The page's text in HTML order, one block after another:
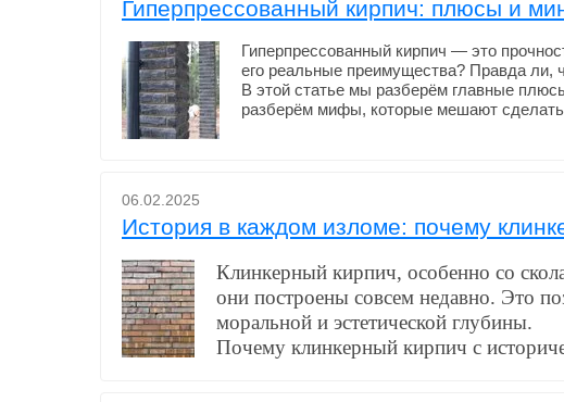
Гиперпрессованный кирпич: плюсы и
Гиперпрессованный кирпич — это
его реальные преимущества? Правда ли,
В этой статье мы разберём главные
разберём мифы, которые мешают
06.02.2025
История в каждом изломе: почему
Клинкерный кирпич, особенно со
они построены совсем недавно. Это
моральной и эстетической глубины.
Почему клинкерный кирпич с